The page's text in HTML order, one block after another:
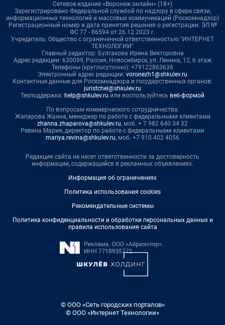
Сетевое издание «Воронеж онлайн» (18+)
Зарегистрировано Федеральной службой по надзору в сфере связи,
информационных технологий и массовых коммуникаций (Роскомнадзор)
Регистрационный номер и дата принятия решения о регистрации: ЭЛ №
ФС 77 - 86594 от 26.12.2023 г.
Учредитель: Общество с ограниченной ответственностью "ИНТЕРНЕТ
ТЕХНОЛОГИИ"
Главный редактор: Булгакова Ирина Викторовна
Адрес редакции: 630099, Россия, Новосибирск, ул. Ленина, 12, 6 этаж
Телефоны (круглосуточно): +79122863636
Электронный адрес редакции: voronezh1@shkulev.ru
Контактные данные для Роскомнадзора и государственных органов:
juristchel@shkulev.ru
Техподдержка: help@shkulev.ru или воспользуйтесь веб-формой
По вопросам коммерческого сотрудничества:
Жапарова Жанна, менеджер по работе с федеральными клиентами
zhanna.zhaparova@shkulev.ru, моб. + 7 982 640 34 32
Ревина Мария, директор по работе с федеральными клиентами
mariya.revina@shkulev.ru, моб. +7 910 402 4056
Редакция сайта не несет ответственности за достоверность
информации, содержащейся в рекламных объявлениях.
Информация об ограничениях
Политика использования cookies
Рекомендательные системы
Политика конфиденциальности и обработки персональных данных и
правила использования сайта
© ООО «Сеть городских порталов»
© ООО «Интернет Технологии»